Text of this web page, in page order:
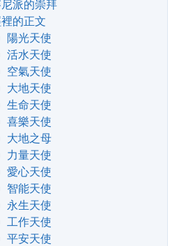
派的崇拜
的正文
陽光天使
活水天使
空氣天使
大地天使
生命天使
喜樂天使
大地之母
力量天使
愛心天使
智能天使
永生天使
工作天使
平安天使